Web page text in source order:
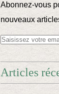
Abonnez-vous
nouveaux
Articles